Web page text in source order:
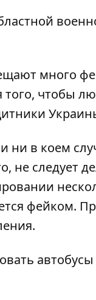
много
того, чтобы
ни в коем
не следует
фейком.